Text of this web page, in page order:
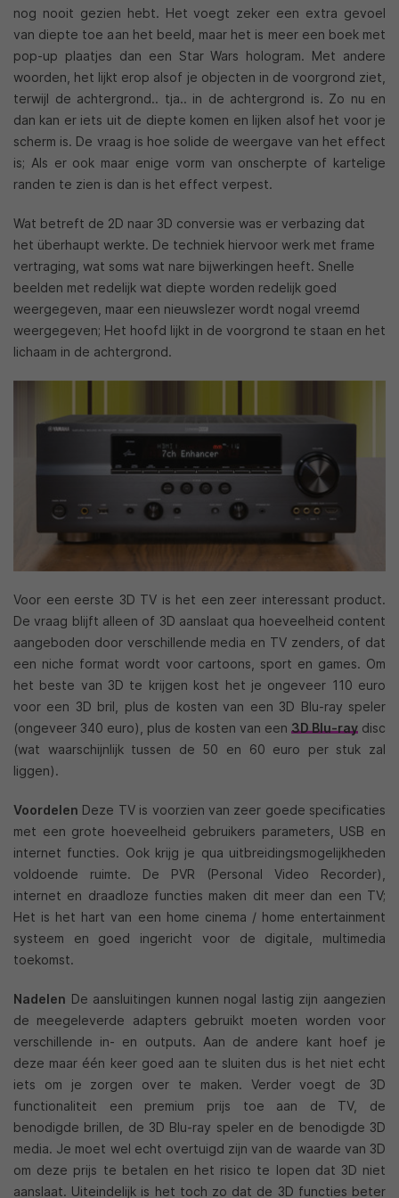
nog nooit gezien hebt. Het voegt zeker een extra gevoel
van diepte toe aan het beeld, maar het is meer een boek met
pop-up plaatjes dan een Star Wars hologram. Met andere
woorden, het lijkt erop alsof je objecten in de voorgrond ziet,
terwijl de achtergrond.. tja.. in de achtergrond is. Zo nu en
dan kan er iets uit de diepte komen en lijken alsof het voor je
scherm is. De vraag is hoe solide de weergave van het effect
is; Als er ook maar enige vorm van onscherpte of kartelige
randen te zien is dan is het effect verpest.
Wat betreft de 2D naar 3D conversie was er verbazing dat
het überhaupt werkte. De techniek hiervoor werk met frame
vertraging, wat soms wat nare bijwerkingen heeft. Snelle
beelden met redelijk wat diepte worden redelijk goed
weergegeven, maar een nieuwslezer wordt nogal vreemd
weergegeven; Het hoofd lijkt in de voorgrond te staan en het
lichaam in de achtergrond.
Voor een eerste 3D TV is het een zeer interessant product.
De vraag blijft alleen of 3D aanslaat qua hoeveelheid content
aangeboden door verschillende media en TV zenders, of dat
een niche format wordt voor cartoons, sport en games. Om
het beste van 3D te krijgen kost het je ongeveer 110 euro
voor een 3D bril, plus de kosten van een 3D Blu-ray speler
(ongeveer 340 euro), plus de kosten van een 3D Blu-raydisc
(wat waarschijnlijk tussen de 50 en 60 euro per stuk zal
liggen).
Voordelen Deze TV is voorzien van zeer goede specificaties
met een grote hoeveelheid gebruikers parameters, USB en
internet functies. Ook krijg je qua uitbreidingsmogelijkheden
voldoende ruimte. De PVR (Personal Video Recorder),
internet en draadloze functies maken dit meer dan een TV;
Het is het hart van een home cinema / home entertainment
systeem en goed ingericht voor de digitale, multimedia
toekomst.
Nadelen De aansluitingen kunnen nogal lastig zijn aangezien
de meegeleverde adapters gebruikt moeten worden voor
verschillende in- en outputs. Aan de andere kant hoef je
deze maar één keer goed aan te sluiten dus is het niet echt
iets om je zorgen over te maken. Verder voegt de 3D
functionaliteit een premium prijs toe aan de TV, de
benodigde brillen, de 3D Blu-ray speler en de benodigde 3D
media. Je moet wel echt overtuigd zijn van de waarde van 3D
om deze prijs te betalen en het risico te lopen dat 3D niet
aanslaat. Uiteindelijk is het toch zo dat de 3D functies beter